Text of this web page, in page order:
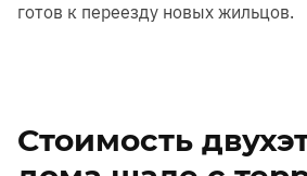
готов к переезду новых жильцов.
Стоимость